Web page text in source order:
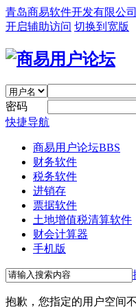
青岛商易软件开发有限公司
开启辅助访问 切换到宽版
密码
快捷导航
商易用户论坛BBS
财务软件
税务软件
进销存
票据软件
土地增值税清算软件
财会计算器
手机版
抱歉，您指定的用户空间